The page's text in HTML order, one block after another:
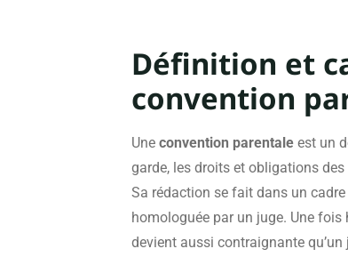
Définition et
convention
Une convention parentale est un
garde, les droits et obligations
Sa rédaction se fait dans un
homologuée par un juge. Une fois
devient aussi contraignante